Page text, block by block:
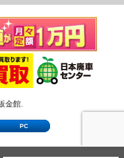
金館.
PC